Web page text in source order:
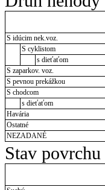
S idúcim nek.voz.
S cyklistom
s dieťaťom
S zaparkov. voz.
S pevnou prekážkou
S chodcom
s dieťaťom
Havária
Ostatné
NEZADANÉ
Stav